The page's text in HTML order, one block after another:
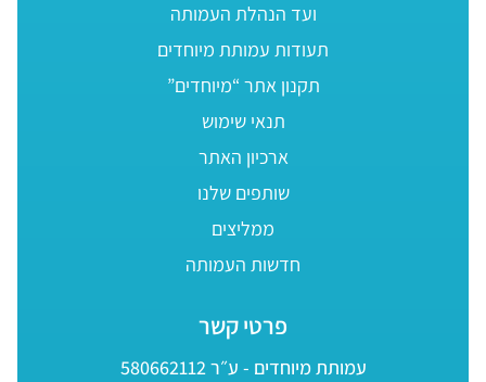
ועד הנהלת העמותה
תעודות עמותת מיוחדים
תקנון אתר “מיוחדים”
תנאי שימוש
ארכיון האתר
שותפים שלנו
ממליצים
חדשות העמותה
פרטי קשר
עמותת מיוחדים - ע״ר 580662112